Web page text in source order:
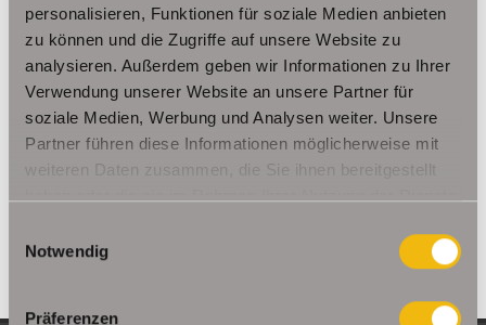
personalisieren, Funktionen für soziale Medien anbieten
zu können und die Zugriffe auf unsere Website zu
analysieren. Außerdem geben wir Informationen zu Ihrer
Verwendung unserer Website an unsere Partner für
soziale Medien, Werbung und Analysen weiter. Unsere
Partner führen diese Informationen möglicherweise mit
weiteren Daten zusammen, die Sie ihnen bereitgestellt
Notwendig
Präferenzen
Tonna / Gräfentonna Udestedt
Unstrut- Hainich /Großengottern
Weimar / Legefeld
Immo Am Ettersberg Haus Am Ettersberg Häuser Am Ettersberg
kaufen Am Ettersberg Immobilie Am Ettersberg Immobilien Am
Ettersberg
Hauskauf Am Ettersberg
Immobilienkauf Am